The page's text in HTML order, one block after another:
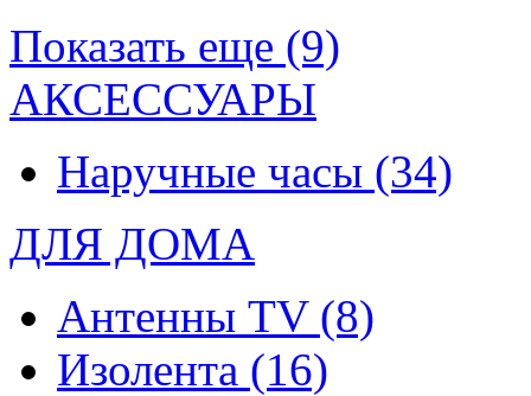
Показать еще (9)
АКСЕССУАРЫ
Наручные часы (34)
ДЛЯ ДОМА
Антенны TV (8)
Изолента (16)